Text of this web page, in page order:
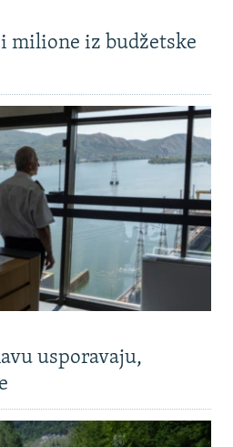
milione iz budžetske
usporavaju,